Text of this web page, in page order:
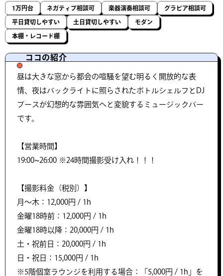
1万円台 ネガティブ相談可 楽器演奏相談可 グラビア相談可
平日貸切しやすい 土日貸切しやすい モダン
本棚・レコード棚
ココの紹介
昼は大きな窓から都会の喧騒を望む明るく開放的な表
情、夜はバックライトに照らされたボトルシェルフとDJ
ブースが幻想的な雰囲気へと変貌するミュージックバー
です。
【営業時間】
19:00~26:00 ※24時間撮影受け入れ！！！
【撮影料金（税別）】
月〜木：12,000円 / 1h
金曜18時前：12,000円 / 1h
金曜18時以降：20,000円 / 1h
土・祝前日：20,000円 / 1h
日・祝日：15,000円 / 1h
※5階個室ラウンジを利用する場合：「5,000円 / 1h」を